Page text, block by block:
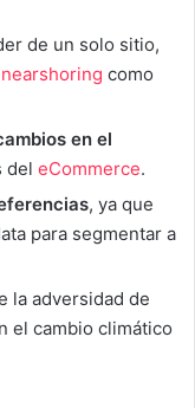
de un solo sitio,
nearshoring como
en el
del eCommerce.
, ya que
para segmentar a
la adversidad de
el cambio climático